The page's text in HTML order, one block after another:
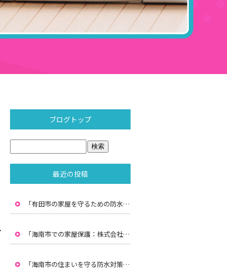
ブログトップ
最近の投稿
「有田市の家屋を守るための防水対策：株式会社水間の専門技術」
「海南市での家屋保護：株式会社水間による雨漏り防止と防水対策」
「海南市の住まいを守る防水対策：株式会社水間のプロフェッショナルサービス」